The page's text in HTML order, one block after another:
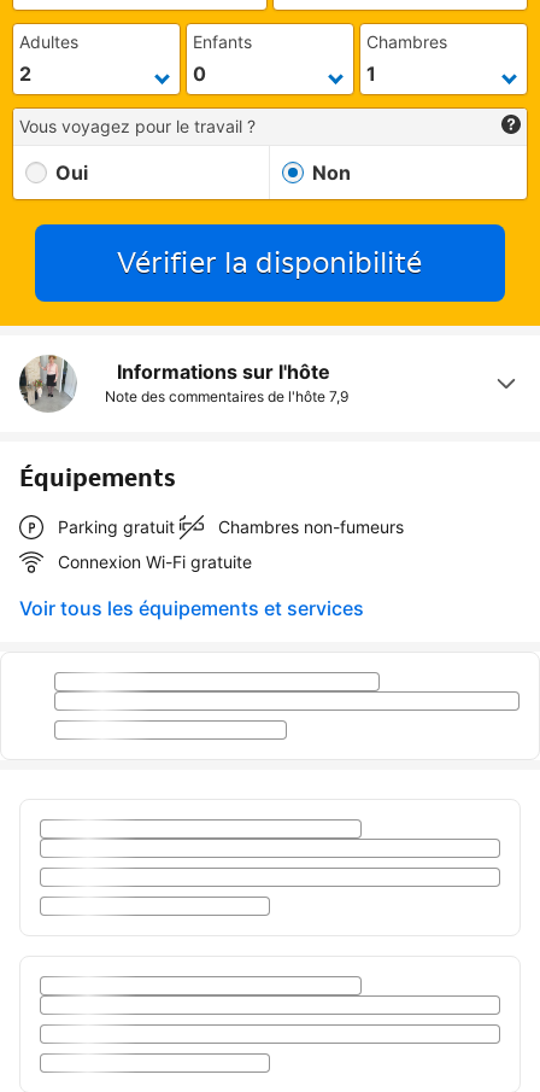
Adultes Enfants Chambres
Vous voyagez pour le travail ?
Oui Non
Vérifier la disponibilité
Informations sur l'hôte
Note des commentaires de l'hôte 7,9
Équipements
Parking gratuit
Chambres non-fumeurs
Connexion Wi-Fi gratuite
Voir tous les équipements et services